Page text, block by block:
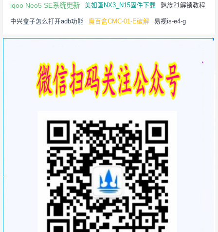
iqoo Neo5 SE系统更新 美如画NX3_N15固件下载 魅族21解锁教程
中兴盒子怎么打开adb功能 魔百盒CMC-01-E破解 易视is-e4-g